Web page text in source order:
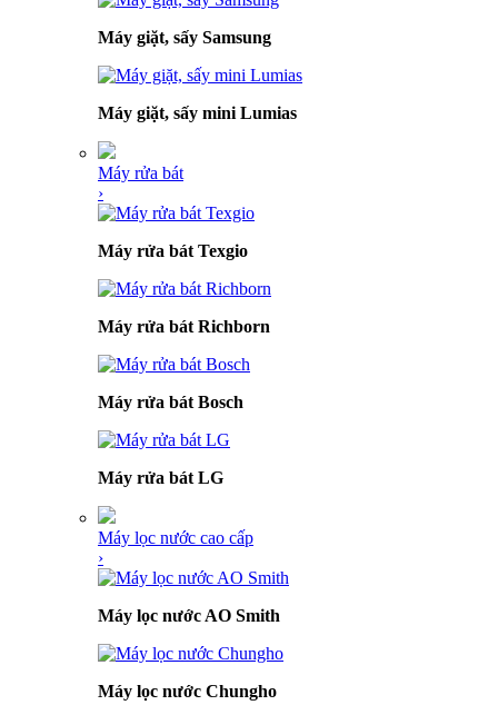
Máy giặt, sấy Samsung
Máy giặt, sấy mini Lumias
Máy rửa bát
›
Máy rửa bát Texgio
Máy rửa bát Richborn
Máy rửa bát Bosch
Máy rửa bát LG
Máy lọc nước cao cấp
›
Máy lọc nước AO Smith
Máy lọc nước Chungho